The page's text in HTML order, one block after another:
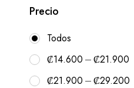
Precio
Todos
₡14.600 –₡21.900
₡21.900 –₡29.200